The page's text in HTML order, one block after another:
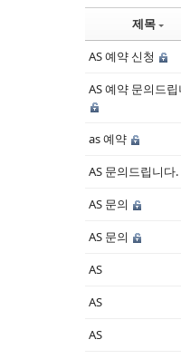
제목
AS 예약 신청
AS 예약 문의드
as 예약
AS 문의드립니다.
AS 문의
AS 문의
AS
AS
AS